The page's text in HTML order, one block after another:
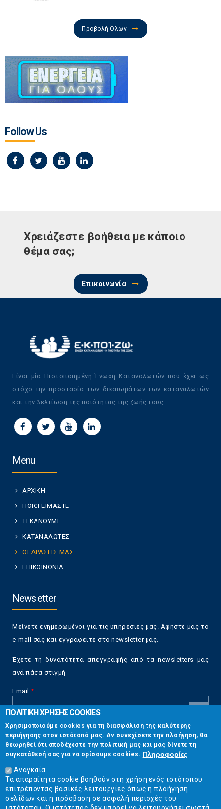
Προβολή Όλων
Follow Us
Χρειάζεστε βοήθεια με κάποιο
θέμα σας;
Επικοινωνία
Είναι μία Πιστοποιημένη Ένωση Καταναλωτών που έχει ως
στόχο την προστασία των δικαιωμάτων των καταναλωτών
και την βελτίωση της ποιότητας της ζωής τους.
Menu
ΑΡΧΙΚΗ
ΠΟΙΟΙ ΕΙΜΑΣΤΕ
ΤΙ ΚΑΝΟΥΜΕ
ΚΑΤΑΝΑΛΩΤΕΣ
ΟΙ ΔΡΑΣΕΙΣ ΜΑΣ
ΕΠΙΚΟΙΝΩΝΙΑ
Newsletter
Μείνετε ενημερωμένοι για τις υπηρεσίες μας. Αφήστε μας το
e-mail σας και εγγραφείτε στο newsletter μας.
Έχετε τη δυνατότητα απεγγραφής από τα newsletters μας
ανά πάσα στιγμή
Email *
CAPTCHA
This
question is
for testing
whether or
not you are a
human visitor
and to
prevent
automated
Επικοινωνία
Στουρνάρη 17, Αθήνα 10683
2103304444
info@ekpizo.gr
ΠΟΛΙΤΙΚΗ ΧΡΗΣΗΣ COOKIES
Χρησιμοποιούμε cookies για τη διασφάλιση της καλύτερης
περιήγησης στον ιστότοπό μας. Αν συνεχίσετε την πλοήγηση, θα
θεωρηθεί ότι αποδέχεστε την πολιτική μας και μας δίνετε τη
συγκατάθεσή σας για να ορίσουμε cookies. Πληροφορίες
Αναγκαία
Τα απαραίτητα cookie βοηθούν στη χρήση ενός ιστότοπου
επιτρέποντας βασικές λειτουργίες όπως η πλοήγηση
σελίδων και η πρόσβαση σε ασφαλή περιοχές του